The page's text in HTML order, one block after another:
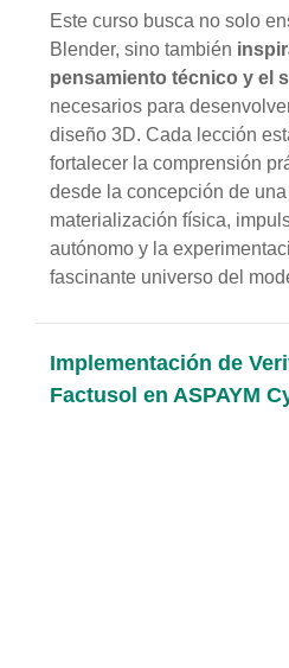
Este curso busca no solo
Blender, sino también
pensamiento técnico y el
necesarios para
diseño 3D. Cada lección
fortalecer la comprensión
desde la concepción de
materialización física,
autónomo y la
fascinante universo del
Implementación de
Factusol en ASPAYM